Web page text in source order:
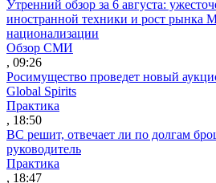
Утренний обзор за 6 августа:
иностранной техники и рост рынка
национализации
Обзор СМИ
, 09:26
Росимущество проведет новый
Global Spirits
Практика
, 18:50
ВС решит, отвечает ли по долгам
руководитель
Практика
, 18:47